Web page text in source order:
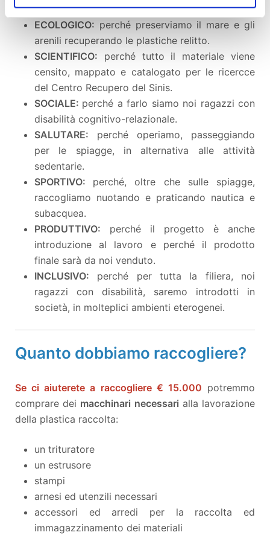
ECOLOGICO: perché preserviamo il mare e gli
arenili recuperando le plastiche relitto.
SCIENTIFICO: perché tutto il materiale viene
censito, mappato e catalogato per le ricercce
del Centro Recupero del Sinis.
SOCIALE: perché a farlo siamo noi ragazzi con
disabilità cognitivo-relazionale.
SALUTARE: perché operiamo, passeggiando
per le spiagge, in alternativa alle attività
sedentarie.
SPORTIVO: perché, oltre che sulle spiagge,
raccogliamo nuotando e praticando nautica e
subacquea.
PRODUTTIVO: perché il progetto è anche
introduzione al lavoro e perché il prodotto
finale sarà da noi venduto.
INCLUSIVO: perché per tutta la filiera, noi
ragazzi con disabilità, saremo introdotti in
società, in molteplici ambienti eterogenei.
Quanto dobbiamo raccogliere?
Se ci aiuterete a raccogliere € 15.000 potremmo
comprare dei macchinari necessari alla lavorazione
della plastica raccolta:
un trituratore
un estrusore
stampi
arnesi ed utenzili necessari
accessori ed arredi per la raccolta ed
immagazzinamento dei materiali